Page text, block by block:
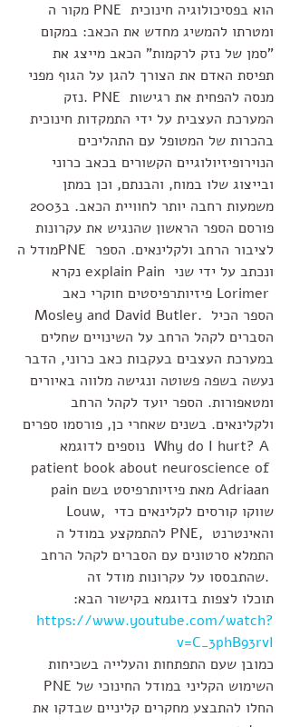
ומטרתו להמשיג מחדש את הכאב: במקום
"סמן של נזק לרקמות" הכאב מייצג את
תפיסת האדם את הצורך להגן על הגוף מפני
נזק. PNE מנסה להפחית את רגישות
המערכת העצבית על ידי התמקדות חינוכית
בהכרות של המטופל עם התהליכים
הנוירופיזיולוגיים הקשורים בכאב כרוני
ובייצוג שלו במוח, והבנתם, וכן במתן
פורסם הספר הראשון שהנגיש את עקרונות
מודל הPNE לציבור הרחב ולקלינאים. הספר
נקרא explain Pain ונכתב על ידי שני
פיזיותרפיסטים חוקרי כאב Lorimer
Mosley and David Butler. הספר הכיל
הסברים לקהל הרחב על השינויים שחלים
במערכת העצבים בעקבות כאב כרוני, הדבר
נעשה בשפה פשוטה ונגישה מלווה באיורים
ומטאפורות. הספר יועד לקהל הרחב
ולקלינאים. בשנים שאחרי כן, פורסמו ספרים
נוספים לדוגמא  Why do I hurt? A
patient book about neuroscience of
pain מאת פיזיותרפיסט בשם Adriaan
Louw, שווקו קורסים לקלינאים כדי
להתמקצע במודל ה PNE, והאינטרנט
התמלא סרטונים עם הסברים לקהל הרחב
שהתבססו על עקרונות מודל זה.
תוכלו לצפות בדוגמא בקישור הבא:
https://www.youtube.com/watch?
v=C_3phB93rvI
כמובן שעם התפתחות והעלייה בשכיחות
החלו להתבצע מחקרים קליניים שבדקו את